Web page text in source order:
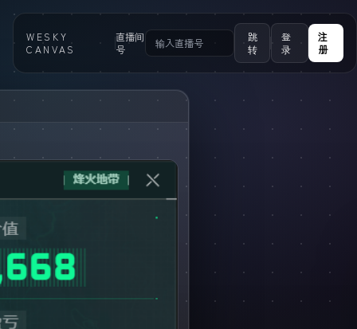
WESKY
CANVAS
直播间
号
跳
转
登
录
注
册